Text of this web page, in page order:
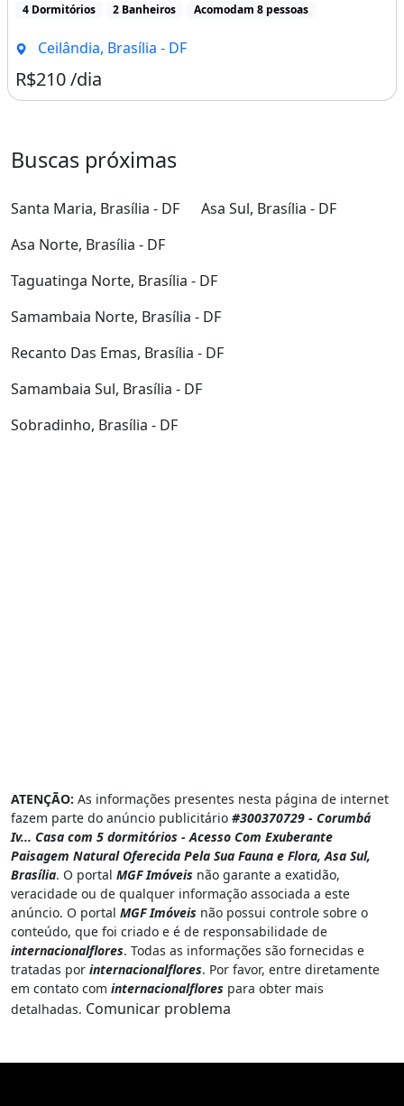
4 Dormitórios 2 Banheiros Acomodam 8 pessoas
Ceilândia, Brasília - DF
R$210 /dia
Buscas próximas
Santa Maria, Brasília - DF
Asa Sul, Brasília - DF
Asa Norte, Brasília - DF
Taguatinga Norte, Brasília - DF
Samambaia Norte, Brasília - DF
Recanto Das Emas, Brasília - DF
Samambaia Sul, Brasília - DF
Sobradinho, Brasília - DF
ATENÇÃO: As informações presentes nesta página de internet
fazem parte do anúncio publicitário #300370729 - Corumbá
Iv... Casa com 5 dormitórios - Acesso Com Exuberante
Paisagem Natural Oferecida Pela Sua Fauna e Flora, Asa Sul,
Brasília. O portal MGF Imóveis não garante a exatidão,
veracidade ou de qualquer informação associada a este
anúncio. O portal MGF Imóveis não possui controle sobre o
conteúdo, que foi criado e é de responsabilidade de
internacionalflores. Todas as informações são fornecidas e
tratadas por internacionalflores. Por favor, entre diretamente
em contato com internacionalflores para obter mais
detalhadas. Comunicar problema